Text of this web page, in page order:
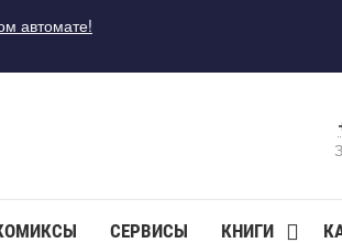
автомате!
СЕРВИСЫ КНИГИ